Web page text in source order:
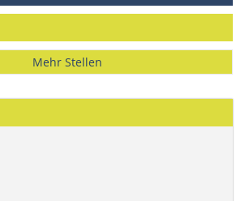
Mehr Stellen